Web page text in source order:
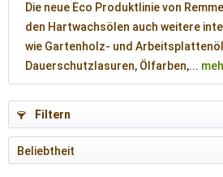
Die neue Eco Produktlinie von
den Hartwachsölen auch weitere
wie Gartenholz- und
Dauerschutzlasuren, Ölfarben,...
Filtern